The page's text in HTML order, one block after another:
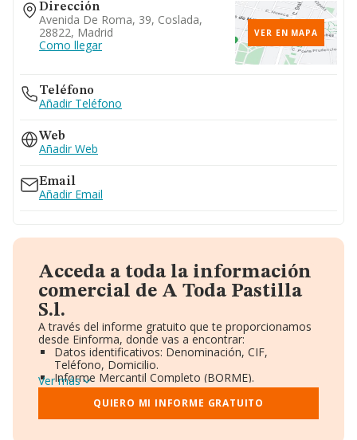
Dirección
Avenida De Roma, 39, Coslada,
28822, Madrid
Como llegar
VER EN MAPA
Teléfono
Añadir Teléfono
Web
Añadir Web
Email
Añadir Email
Acceda a toda la información
comercial de A Toda Pastilla
S.l.
A través del informe gratuito que te proporcionamos
desde Einforma, donde vas a encontrar:
Datos identificativos: Denominación, CIF,
Teléfono, Domicilio.
Informe Mercantil Completo (BORME).
Gráficos de Evolución Ventas y Empleados.
Consejo de Administración y Administradores.
Directivos y Ejecutivos.
Ver más
QUIERO MI INFORME GRATUITO